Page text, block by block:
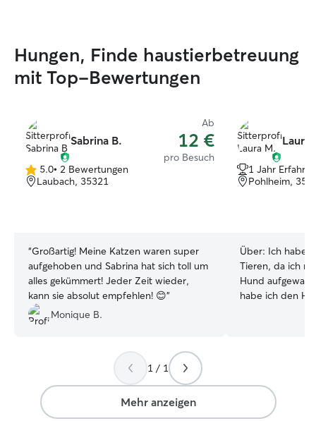
Hungen, Finde haustierbetreuung
mit Top-Bewertungen
Sabrina B.
Ab
12 €
pro Besuch
5.0
von
5.0• 2 Bewertungen
Laubach, 35321
“Großartig! Meine Katzen waren super
aufgehoben und Sabrina hat sich toll um
alles gekümmert! Jeder Zeit wieder,
kann sie absolut empfehlen! 😊”
Monique B.
Laura
1 Jahr
Pohlheim,
Über: Ich habe
Tieren, da ich
Hund
habe ich den
zuverlässig in
Ich komme zu
und kümmere
1 / 1
Mehr anzeigen